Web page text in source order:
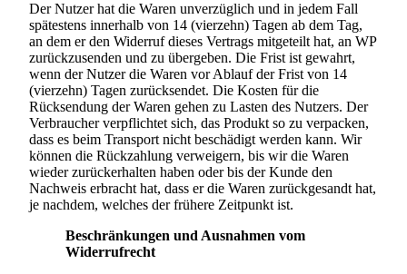
Der Nutzer hat die Waren unverzüglich und in jedem Fall
spätestens innerhalb von 14 (vierzehn) Tagen ab dem Tag,
an dem er den Widerruf dieses Vertrags mitgeteilt hat, an WP
zurückzusenden und zu übergeben. Die Frist ist gewahrt,
wenn der Nutzer die Waren vor Ablauf der Frist von 14
(vierzehn) Tagen zurücksendet. Die Kosten für die
Rücksendung der Waren gehen zu Lasten des Nutzers. Der
Verbraucher verpflichtet sich, das Produkt so zu verpacken,
dass es beim Transport nicht beschädigt werden kann. Wir
können die Rückzahlung verweigern, bis wir die Waren
wieder zurückerhalten haben oder bis der Kunde den
Nachweis erbracht hat, dass er die Waren zurückgesandt hat,
je nachdem, welches der frühere Zeitpunkt ist.
Beschränkungen und Ausnahmen vom
Widerrufrecht